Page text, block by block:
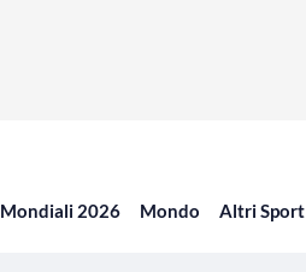
Mondiali 2026 Mondo Altri Sport